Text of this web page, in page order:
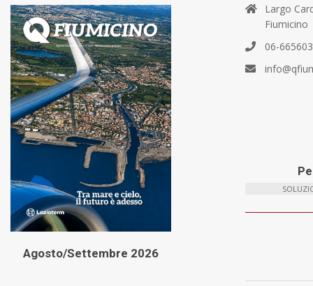
Agosto/Settembre 2026
Largo
Fiumicino
06-